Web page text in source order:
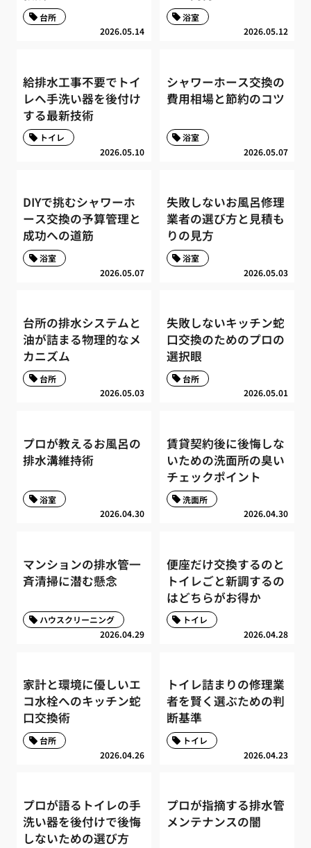
2026.05.14
台所
2026.05.12
浴室
給排水工事不要でトイ
レへ手洗い器を後付け
する最新技術
2026.05.10
トイレ
シャワーホース交換の
費用相場と節約のコツ
2026.05.07
浴室
DIYで挑むシャワーホ
ース交換の予算管理と
成功への道筋
2026.05.07
浴室
失敗しないお風呂修理
業者の選び方と見積も
りの見方
2026.05.03
浴室
台所の排水システムと
油が詰まる物理的なメ
カニズム
2026.05.03
台所
失敗しないキッチン蛇
口交換のためのプロの
選択眼
2026.05.01
台所
プロが教えるお風呂の
排水溝維持術
2026.04.30
浴室
賃貸契約後に後悔しな
いための洗面所の臭い
チェックポイント
2026.04.30
洗面所
マンションの排水管一
斉清掃に潜む懸念
2026.04.29
ハウスクリーニング
便座だけ交換するのと
トイレごと新調するの
はどちらがお得か
2026.04.28
トイレ
家計と環境に優しいエ
コ水栓へのキッチン蛇
口交換術
2026.04.26
台所
トイレ詰まりの修理業
者を賢く選ぶための判
断基準
2026.04.23
トイレ
プロが語るトイレの手
洗い器を後付けで後悔
しないための選び方
プロが指摘する排水管
メンテナンスの闇